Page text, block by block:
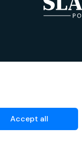
Accept all